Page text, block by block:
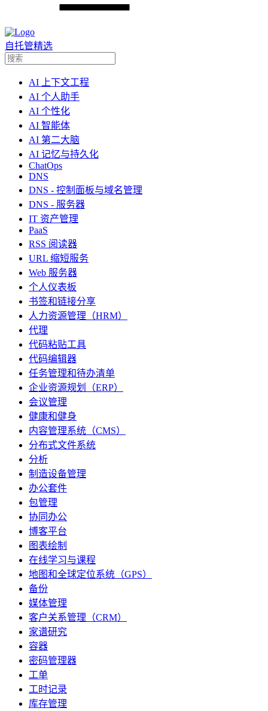
自托管精选
AI 上下文工程
AI 个人助手
AI 个性化
AI 智能体
AI 第二大脑
AI 记忆与持久化
ChatOps
DNS
DNS - 控制面板与域名管理
DNS - 服务器
IT 资产管理
PaaS
RSS 阅读器
URL 缩短服务
Web 服务器
个人仪表板
书签和链接分享
人力资源管理（HRM）
代理
代码粘贴工具
代码编辑器
任务管理和待办清单
企业资源规划（ERP）
会议管理
健康和健身
内容管理系统（CMS）
分布式文件系统
分析
制造设备管理
办公套件
包管理
协同办公
博客平台
图表绘制
在线学习与课程
地图和全球定位系统（GPS）
备份
媒体管理
客户关系管理（CRM）
家谱研究
容器
密码管理器
工单
工时记录
库存管理